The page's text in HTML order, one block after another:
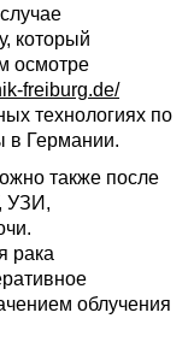
который
осмотре
freiburg.de/
технологиях по
в Германии.
также после
УЗИ,
рака
облучения